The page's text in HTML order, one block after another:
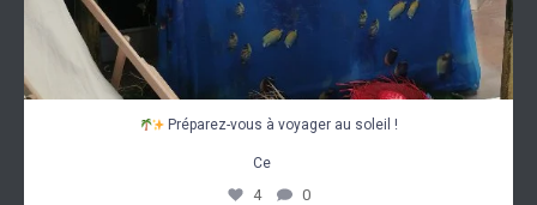
Préparez-vous à voyager au soleil !
Ce
4 0